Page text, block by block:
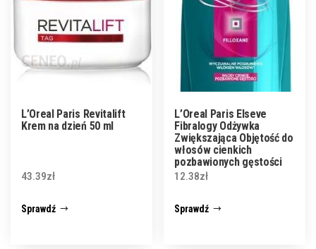
L’Oreal Paris Revitalift
Krem na dzień 50 ml
43.39zł
Sprawdź
L’Oreal Paris Elseve
Fibralogy Odżywka
Zwiększająca Objętość do
włosów cienkich
pozbawionych gęstości
200 ml
12.38zł
Sprawdź